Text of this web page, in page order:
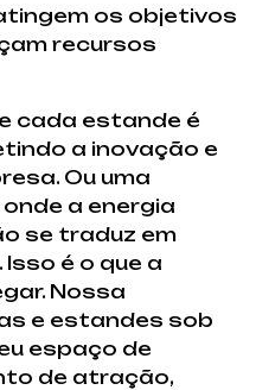
os objetivos
recursos
cada estande é
a inovação e
Ou uma
a energia
se traduz em
é o que a
Nossa
e estandes sob
espaço de
de atração,